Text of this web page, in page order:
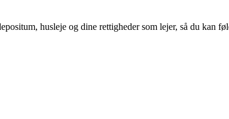
husleje og dine rettigheder som lejer, så du kan